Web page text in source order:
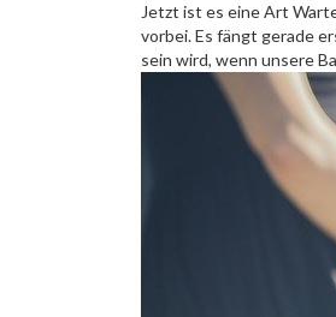
Jetzt ist es eine Art
vorbei. Es fängt gerade
sein wird, wenn unsere